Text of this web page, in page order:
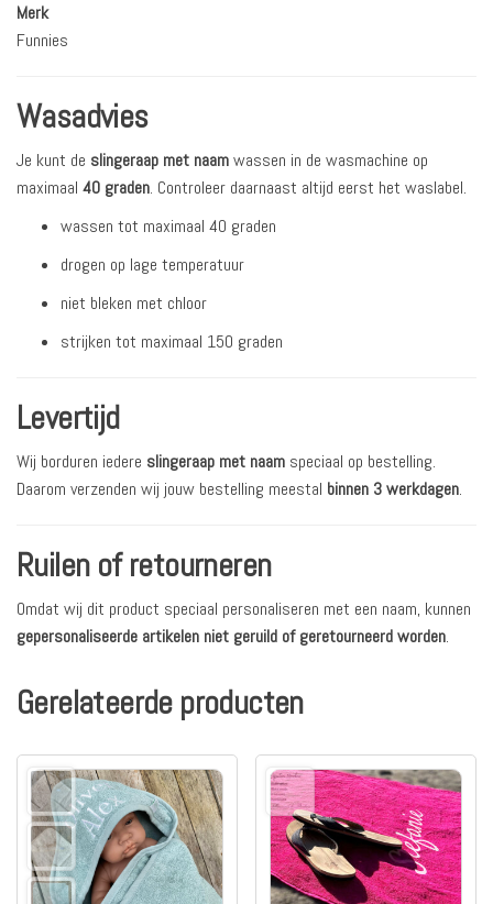
Merk
Funnies
Wasadvies
Je kunt de slingeraap met naamwassen in de wasmachine op
maximaal 40 graden. Controleer daarnaast altijd eerst het waslabel.
wassen tot maximaal 40 graden
drogen op lage temperatuur
niet bleken met chloor
strijken tot maximaal 150 graden
Levertijd
Wij borduren iedere slingeraap met naam speciaal op bestelling.
Daarom verzenden wij jouw bestelling meestal binnen 3 werkdagen.
Ruilen of retourneren
Omdat wij dit product speciaal personaliseren met een naam, kunnen
gepersonaliseerde artikelen niet geruild of geretourneerd worden.
Gerelateerde producten